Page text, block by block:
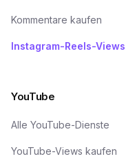
Kommentare kaufen
Instagram-Reels-
YouTube
Alle YouTube-Dienste
YouTube-Views kaufen